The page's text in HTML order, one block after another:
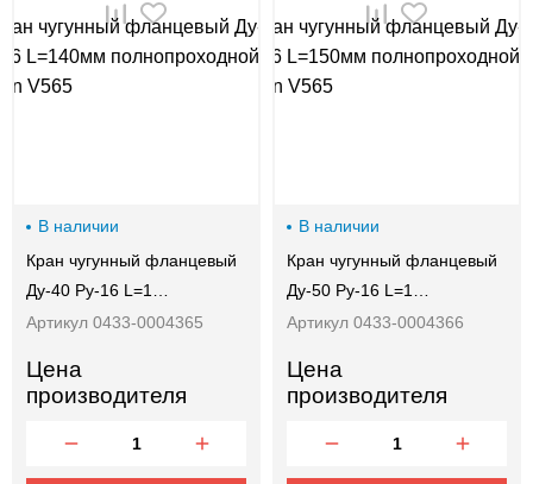
В наличии
Кран чугунный фланцевый
Ду-40 Ру-16 L=1…
Артикул 0433-0004365
Цена
производителя
В наличии
Кран чугунный фланцевый
Ду-50 Ру-16 L=1…
Артикул 0433-0004366
Цена
производителя